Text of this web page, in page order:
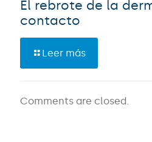
El rebrote de la
contacto
Leer más
Comments are closed.